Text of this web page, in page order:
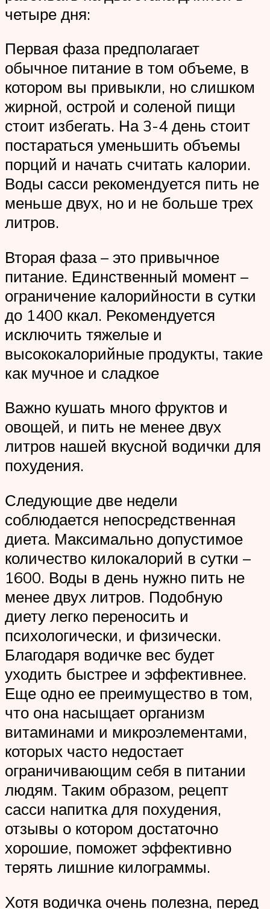
четыре дня:
Первая фаза предполагает
обычное питание в том объеме, в
котором вы привыкли, но слишком
жирной, острой и соленой пищи
стоит избегать. На 3-4 день стоит
постараться уменьшить объемы
порций и начать считать калории.
Воды сасси рекомендуется пить не
меньше двух, но и не больше трех
литров.
Вторая фаза – это привычное
питание. Единственный момент –
ограничение калорийности в сутки
до 1400 ккал. Рекомендуется
исключить тяжелые и
высококалорийные продукты, такие
как мучное и сладкое
Важно кушать много фруктов и
овощей, и пить не менее двух
литров нашей вкусной водички для
похудения.
Следующие две недели
соблюдается непосредственная
диета. Максимально допустимое
количество килокалорий в сутки –
1600. Воды в день нужно пить не
менее двух литров. Подобную
диету легко переносить и
психологически, и физически.
Благодаря водичке вес будет
уходить быстрее и эффективнее.
Еще одно ее преимущество в том,
что она насыщает организм
витаминами и микроэлементами,
которых часто недостает
ограничивающим себя в питании
людям. Таким образом, рецепт
сасси напитка для похудения,
отзывы о котором достаточно
хорошие, поможет эффективно
терять лишние килограммы.
Хотя водичка очень полезна, перед